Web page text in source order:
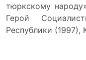
тюркскому
Герой
Республики